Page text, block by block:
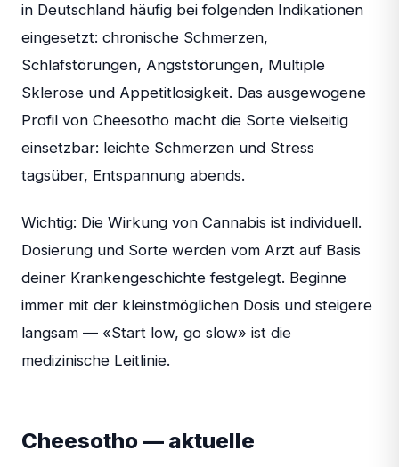
in Deutschland häufig bei folgenden Indikationen
eingesetzt: chronische Schmerzen,
Schlafstörungen, Angststörungen, Multiple
Sklerose und Appetitlosigkeit. Das ausgewogene
Profil von Cheesotho macht die Sorte vielseitig
einsetzbar: leichte Schmerzen und Stress
tagsüber, Entspannung abends.
Wichtig: Die Wirkung von Cannabis ist individuell.
Dosierung und Sorte werden vom Arzt auf Basis
deiner Krankengeschichte festgelegt. Beginne
immer mit der kleinstmöglichen Dosis und steigere
langsam — «Start low, go slow» ist die
medizinische Leitlinie.
Cheesotho — aktuelle